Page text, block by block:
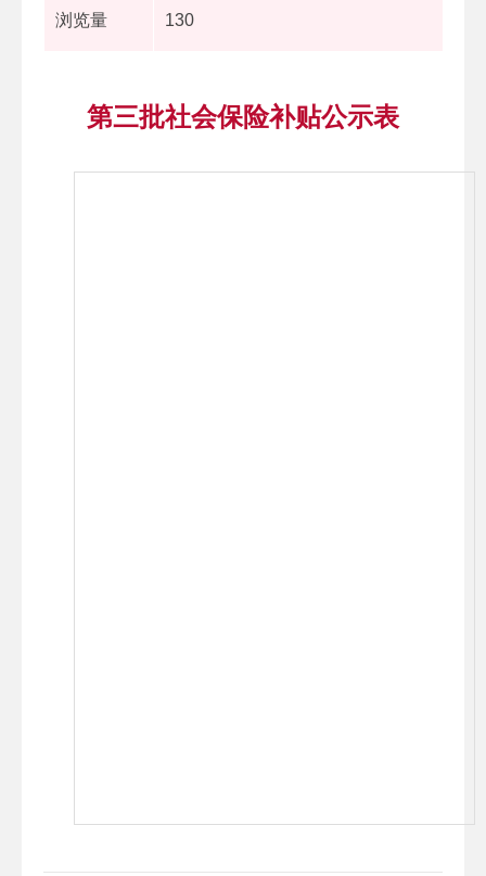
浏览量 130
第三批社会保险补贴公示表